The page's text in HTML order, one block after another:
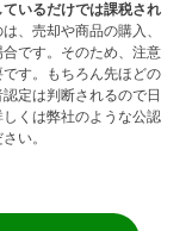
ているだけでは課税され
、売却や商品の購入、
です。そのため、注意
す。もちろん先ほどの
定は判断されるので日
くは弊社のような公認
い。